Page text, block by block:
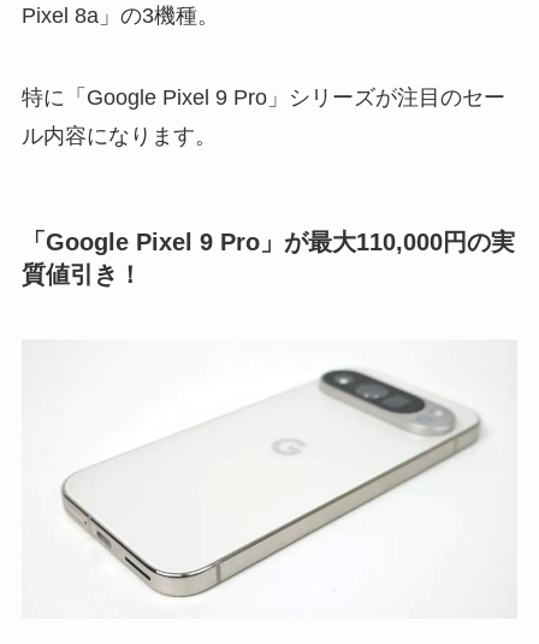
Pixel 8a」の3機種。
特に「Google Pixel 9 Pro」シリーズが注目のセー
ル内容になります。
「Google Pixel 9 Pro」が最大110,000円の実
質値引き！